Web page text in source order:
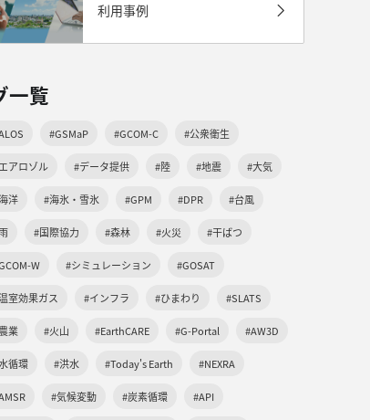
利用事例
一覧
#GSMaP #GCOM-C #公衆衛生
アロゾル #データ提供 #陸 #地震 #大気
洋 #海氷・雪氷 #GPM #DPR #台風
#国際協力 #森林 #火災 #干ばつ
W #シミュレーション #GOSAT
室効果ガス #インフラ #ひまわり #SLATS
業 #火山 #EarthCARE #G-Portal #AW3D
循環 #洪水 #Today's Earth #NEXRA
#気候変動 #炭素循環 #API